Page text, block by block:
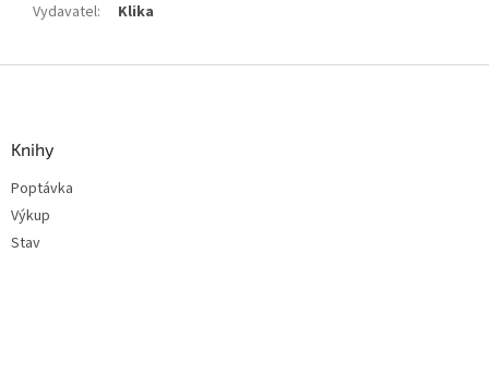
Vydavatel: Klika
Knihy
Poptávka
Výkup
Stav